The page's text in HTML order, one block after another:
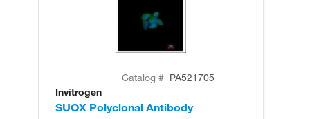
Catalog # PA521705
Invitrogen
SUOX Polyclonal Antibody